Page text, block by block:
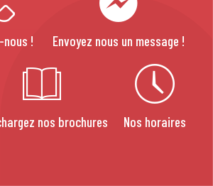
nous ! Envoyez nous un message !
nos brochures Nos horaires